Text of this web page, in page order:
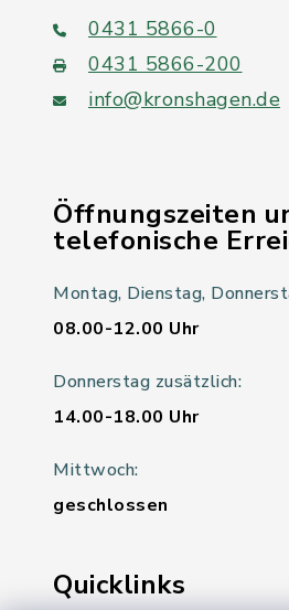
0431 5866-0
0431 5866-200
info@kronshagen.de
Öffnungszeiten
telefonische
Montag, Dienstag,
08.00-12.00 Uhr
Donnerstag zusätzlich:
14.00-18.00 Uhr
Mittwoch:
geschlossen
Quicklinks